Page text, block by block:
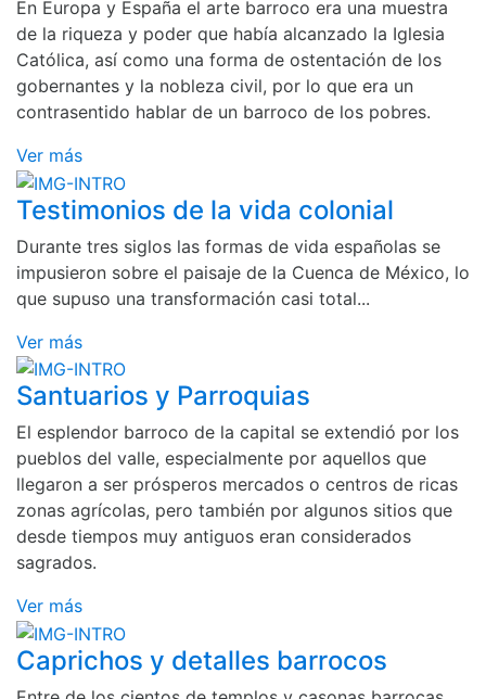
En Europa y España el arte barroco era una muestra
de la riqueza y poder que había alcanzado la Iglesia
Católica, así como una forma de ostentación de los
gobernantes y la nobleza civil, por lo que era un
contrasentido hablar de un barroco de los pobres.
Ver más
Testimonios de la vida colonial
Durante tres siglos las formas de vida españolas se
impusieron sobre el paisaje de la Cuenca de México, lo
que supuso una transformación casi total...
Ver más
Santuarios y Parroquias
El esplendor barroco de la capital se extendió por los
pueblos del valle, especialmente por aquellos que
llegaron a ser prósperos mercados o centros de ricas
zonas agrícolas, pero también por algunos sitios que
desde tiempos muy antiguos eran considerados
sagrados.
Ver más
Caprichos y detalles barrocos